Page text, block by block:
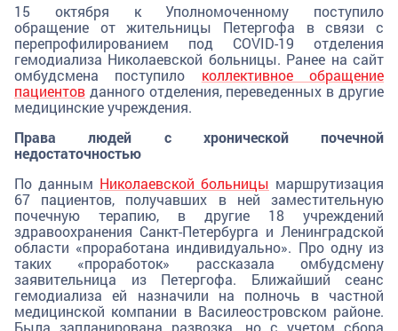
15 октября к Уполномоченному поступило
обращение от жительницы Петергофа в связи с
перепрофилированием под COVID-19 отделения
гемодиализа Николаевской больницы. Ранее на сайт
омбудсмена поступило коллективное обращение
пациентов данного отделения, переведенных в другие
медицинские учреждения.
Права людей с хронической почечной
недостаточностью
По данным Николаевской больницы маршрутизация
67 пациентов, получавших в ней заместительную
почечную терапию, в другие 18 учреждений
здравоохранения Санкт-Петербурга и Ленинградской
области «проработана индивидуально». Про одну из
таких «проработок» рассказала омбудсмену
заявительница из Петергофа. Ближайший сеанс
гемодиализа ей назначили на полночь в частной
медицинской компании в Василеостровском районе.
Была запланирована развозка, но с учетом сбора